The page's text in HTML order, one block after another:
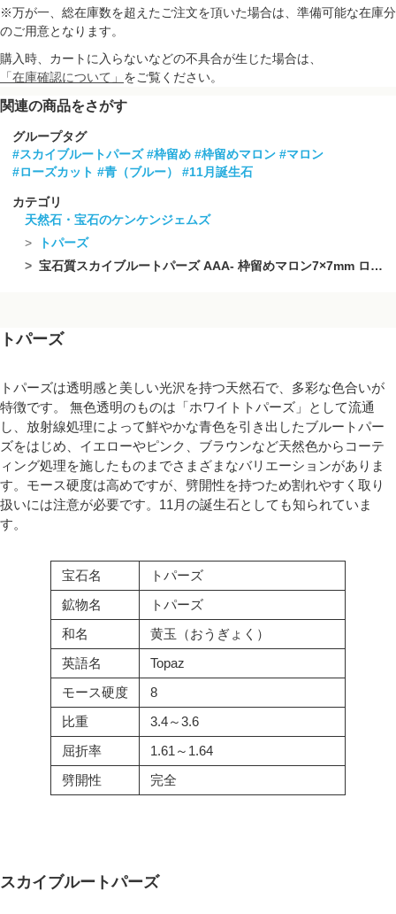
※万が一、総在庫数を超えたご注文を頂いた場合は、準備可能な在庫分
のご用意となります。
購入時、カートに入らないなどの不具合が生じた場合は、
「在庫確認について」 をご覧ください。
関連の商品をさがす
グループタグ
#スカイブルートパーズ #枠留め #枠留めマロン #マロン
#ローズカット #青（ブルー） #11月誕生石
カテゴリ
天然石・宝石のケンケンジェムズ
トパーズ
宝石質スカイブルートパーズ AAA- 枠留めマロン7×7mm ローズカット 18KGP 3個
トパーズ
トパーズは透明感と美しい光沢を持つ天然石で、多彩な色合いが
特徴です。 無色透明のものは「ホワイトトパーズ」として流通
し、放射線処理によって鮮やかな青色を引き出したブルートパー
ズをはじめ、イエローやピンク、ブラウンなど天然色からコーテ
ィング処理を施したものまでさまざまなバリエーションがありま
す。モース硬度は高めですが、劈開性を持つため割れやすく取り
扱いには注意が必要です。11月の誕生石としても知られていま
す。
宝石名
トパーズ
鉱物名
トパーズ
和名
黄玉（おうぎょく）
英語名
Topaz
モース硬度
8
比重
3.4～3.6
屈折率
1.61～1.64
劈開性
完全
スカイブルートパーズ